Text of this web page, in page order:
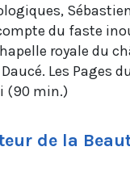
du faste
royale du
Les Pages
(90 min.)
de la